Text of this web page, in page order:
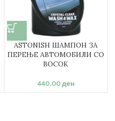
ASTONISH ШАМПОН ЗА
ПЕРЕЊЕ АВТОМОБИЛИ СО
ВОСОК
440.00ден